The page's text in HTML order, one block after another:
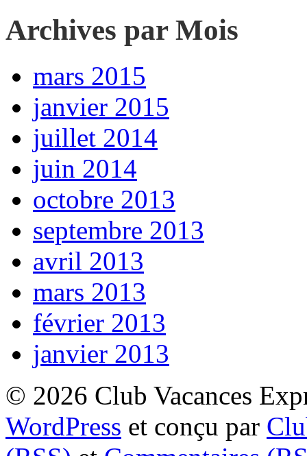
Archives par Mois
mars 2015
janvier 2015
juillet 2014
juin 2014
octobre 2013
septembre 2013
avril 2013
mars 2013
février 2013
janvier 2013
© 2026 Club Vacances
WordPress et conçu par